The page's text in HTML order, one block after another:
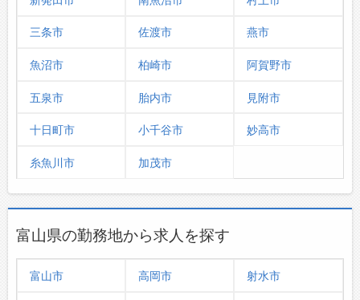
三条市 佐渡市 燕市
魚沼市 柏崎市 阿賀野市
五泉市 胎内市 見附市
十日町市 小千谷市 妙高市
糸魚川市 加茂市
富山県の勤務地から求人を探す
富山市 高岡市 射水市